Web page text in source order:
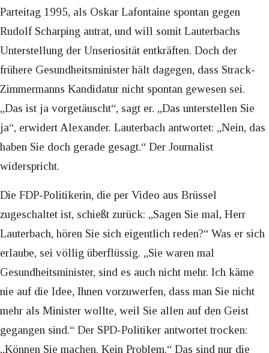
Parteitag 1995, als Oskar Lafontaine spontan gegen
Rudolf Scharping antrat, und will somit Lauterbachs
Unterstellung der Unseriosität entkräften. Doch der
frühere Gesundheitsminister hält dagegen, dass Strack-
Zimmermanns Kandidatur nicht spontan gewesen sei.
„Das ist ja vorgetäuscht“, sagt er. „Das unterstellen Sie
ja“, erwidert Alexander. Lauterbach antwortet: „Nein, das
haben Sie doch gerade gesagt.“ Der Journalist
widerspricht.
Die FDP-Politikerin, die per Video aus Brüssel
zugeschaltet ist, schießt zurück: „Sagen Sie mal, Herr
Lauterbach, hören Sie sich eigentlich reden?“ Was er sich
erlaube, sei völlig überflüssig. „Sie waren mal
Gesundheitsminister, sind es auch nicht mehr. Ich käme
nie auf die Idee, Ihnen vorzuwerfen, dass man Sie nicht
mehr als Minister wollte, weil Sie allen auf den Geist
gegangen sind.“ Der SPD-Politiker antwortet trocken:
„Können Sie machen. Kein Problem.“ Das sind nur die